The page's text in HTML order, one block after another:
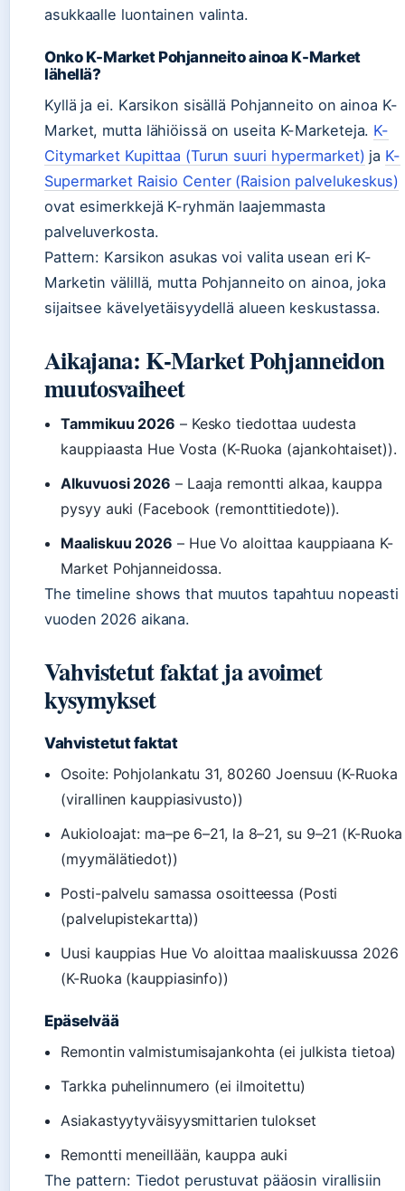
asukkaalle luontainen valinta.
Onko K-Market Pohjanneito ainoa K-Market
lähellä?
Kyllä ja ei. Karsikon sisällä Pohjanneito on ainoa K-
Market, mutta lähiöissä on useita K-Marketeja. K-
Citymarket Kupittaa (Turun suuri hypermarket) ja K-
Supermarket Raisio Center (Raision palvelukeskus)
ovat esimerkkejä K-ryhmän laajemmasta
palveluverkosta.
Pattern: Karsikon asukas voi valita usean eri K-
Marketin välillä, mutta Pohjanneito on ainoa, joka
sijaitsee kävelyetäisyydellä alueen keskustassa.
Aikajana: K-Market Pohjanneidon
muutosvaiheet
Tammikuu 2026 – Kesko tiedottaa uudesta
kauppiaasta Hue Vosta (K-Ruoka (ajankohtaiset)).
Alkuvuosi 2026 – Laaja remontti alkaa, kauppa
pysyy auki (Facebook (remonttitiedote)).
Maaliskuu 2026 – Hue Vo aloittaa kauppiaana K-
Market Pohjanneidossa.
The timeline shows that muutos tapahtuu nopeasti
vuoden 2026 aikana.
Vahvistetut faktat ja avoimet
kysymykset
Vahvistetut faktat
Osoite: Pohjolankatu 31, 80260 Joensuu (K-Ruoka
(virallinen kauppiasivusto))
Aukioloajat: ma–pe 6–21, la 8–21, su 9–21 (K-Ruoka
(myymälätiedot))
Posti-palvelu samassa osoitteessa (Posti
(palvelupistekartta))
Uusi kauppias Hue Vo aloittaa maaliskuussa 2026
(K-Ruoka (kauppiasinfo))
Epäselvää
Remontin valmistumisajankohta (ei julkista tietoa)
Tarkka puhelinnumero (ei ilmoitettu)
Asiakastyytyväisyysmittarien tulokset
Remontti meneillään, kauppa auki
The pattern: Tiedot perustuvat pääosin virallisiin